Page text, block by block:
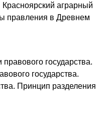
аграрный
правления в Древнем
государства.
государства.
Принцип разделения